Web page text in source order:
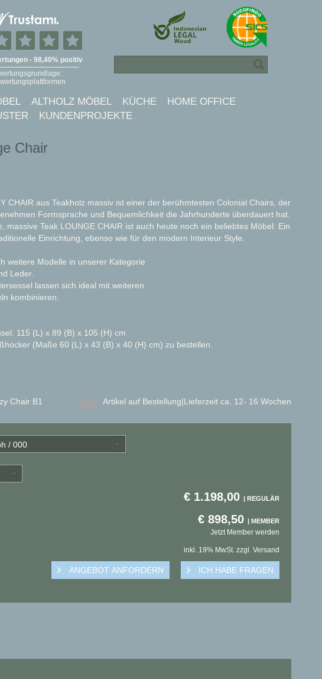
ALTHOLZ MÖBEL KÜCHE
HOME OFFICE
KUNDENPROJEKTE
Chair
CHAIR aus Teakholz massiv ist einer der berühmtesten Colonial Chairs, der
Formsprache und Bequemlichkeit die Jahrhunderte überdauert hat.
massive Teak LOUNGE CHAIR ist auch heute noch ein beliebtes Möbel. Ein
Einrichtung, ebenso wie für den modern Interieur Style.
weitere Modelle in unserer Kategorie
Leder
lassen sich ideal mit weiteren
kombinieren.
115 (L) x 89 (B) x 105 (H) cm
(Maße 60 (L) x 43 (B) x 40 (H) cm) zu bestellen.
Chair B1 Artikel auf Bestellung|Lieferzeit ca. 12- 16 Wochen
/ 000
€ 1.198,00
€ 898,50
Jetzt Member werden
inkl. 19% MwSt. zzgl. Versand